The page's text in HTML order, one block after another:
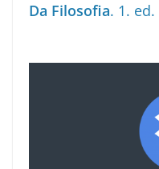
Da Filosofia. 1. ed.